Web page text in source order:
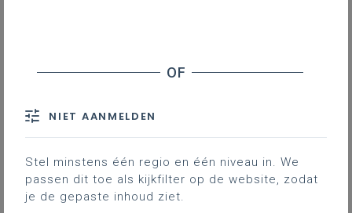
Inspirerend materiaal
Ondersteuning op de klasvloer.
NIET AANMELDEN
Stel minstens één regio en één niveau in. We
passen dit toe als kijkfilter op de website, zodat
je de gepaste inhoud ziet.